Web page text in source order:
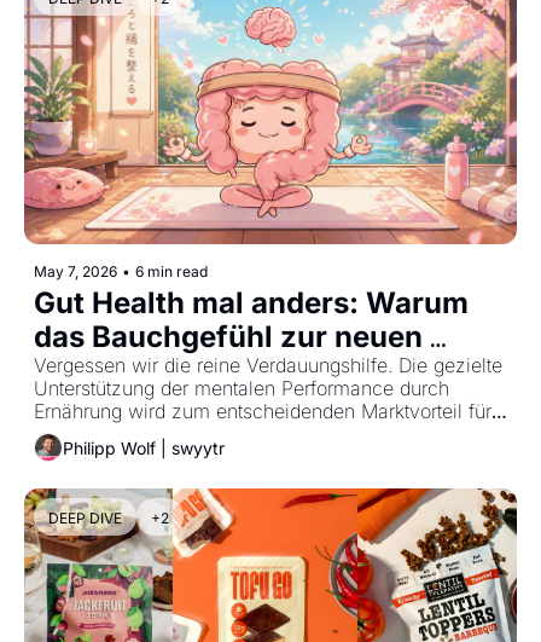
May 7, 2026 • 6 min read
Gut Health mal anders: Warum
das Bauchgefühl zur neuen
Mentalhygiene wird
Vergessen wir die reine Verdauungshilfe. Die gezielte
Unterstützung der mentalen Performance durch
Ernährung wird zum entscheidenden Marktvorteil für
moderne Food-Brands.
Philipp Wolf | swyytr
DEEP DIVE +2